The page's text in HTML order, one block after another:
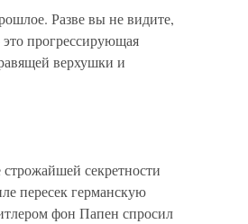
Разве вы не видите,
прогрессирующая
верхушки и
секретности
пересек германскую
фон Папен спросил